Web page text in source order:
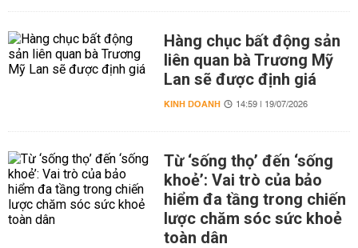
Hàng chục bất động sản
liên quan bà Trương Mỹ
Lan sẽ được định giá
KINH DOANH 14:59 | 19/07/2026
Từ ‘sống thọ’ đến ‘sống
khoẻ’: Vai trò của bảo
hiểm đa tầng trong chiến
lược chăm sóc sức khoẻ
toàn dân